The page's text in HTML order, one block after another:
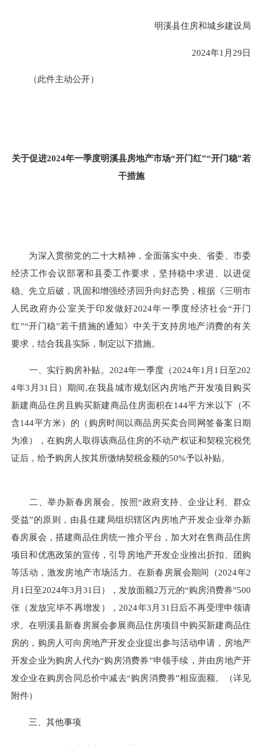
明溪县住房和城乡建设局
2024年1月29日
（此件主动公开）
关于促进2024年一季度明溪县房地产市场“开门红”“开门稳”若
干措施
为深入贯彻党的二十大精神，全面落实中央、省委、市委
经济工作会议部署和县委工作要求，坚持稳中求进、以进促
稳、先立后破，巩固和增强经济回升向好态势，根据《三明市
人民政府办公室关于印发做好2024年一季度经济社会“开门
红”“开门稳”若干措施的通知》中关于支持房地产消费的有关
要求，结合我县实际，制定以下措施。
一、实行购房补贴。2024年一季度（2024年1月1日至202
4年3月31日）期间,在我县城市规划区内房地产开发项目购买
新建商品住房且购买新建商品住房面积在144平方米以下（不
含144平方米）的（购房时间以商品房买卖合同网签备案日期
为准），在购房人取得该商品住房的不动产权证和契税完税凭
证后，给予购房人按其所缴纳契税金额的50%予以补贴。
二、举办新春房展会。按照“政府支持、企业让利、群众
受益”的原则，由县住建局组织辖区内房地产开发企业举办新
春房展会，搭建商品住房统一推介平台，加大对在售商品住房
项目和优惠政策的宣传，引导房地产开发企业推出折扣、团购
等活动，激发房地产市场活力。在新春房展会期间（2024年2
月1日至2024年3月31日），发放面额2万元的“购房消费券”500
张（发放完毕不再增发），2024年3月31日后不再受理申领请
求。在明溪县新春房展会参展商品住房项目中购买新建商品住
房的，购房人可向房地产开发企业提出参与活动申请，房地产
开发企业为购房人代办“购房消费券”申领手续，并由房地产开
发企业在购房合同总价中减去“购房消费券”相应面额。（详见
附件）
三、其他事项